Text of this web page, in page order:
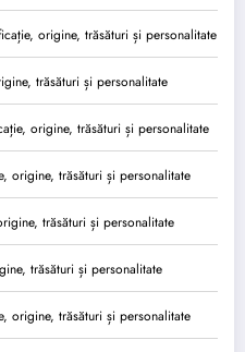
origine, trăsături și personalitate
trăsături și personalitate
origine, trăsături și personalitate
origine, trăsături și personalitate
trăsături și personalitate
trăsături și personalitate
origine, trăsături și personalitate